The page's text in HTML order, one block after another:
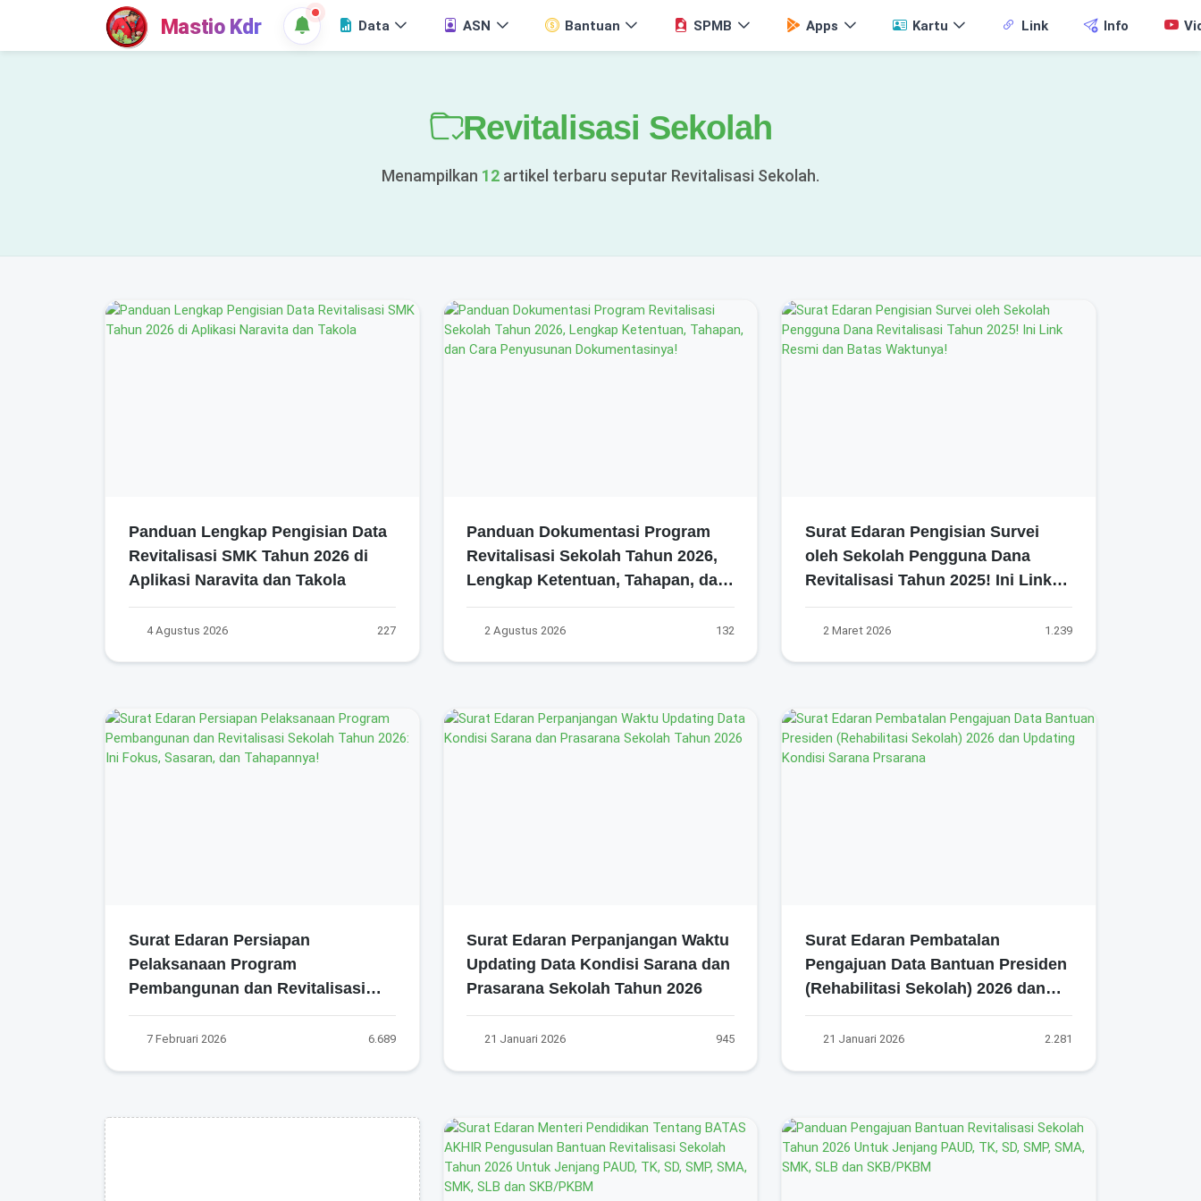
Mastio Kdr Data ASN Bantuan SPMB Apps Kartu Link Info
Revitalisasi Sekolah
Menampilkan 12 artikel terbaru seputar Revitalisasi Sekolah.
Panduan Lengkap Pengisian Data
Revitalisasi SMK Tahun 2026 di
Aplikasi Naravita dan Takola
4 Agustus 2026 227
Panduan Dokumentasi Program
Revitalisasi Sekolah Tahun 2026,
Lengkap Ketentuan, Tahapan, dan
Cara Penyusunan
Dokumentasinya!
2 Agustus 2026 132
Surat Edaran Pengisian Survei
oleh Sekolah Pengguna Dana
Revitalisasi Tahun 2025! Ini Link
Resmi dan Batas Waktunya!
2 Maret 2026 1.239
Surat Edaran Persiapan
Pelaksanaan Program
Pembangunan dan Revitalisasi
Sekolah Tahun 2026: Ini Fokus,
Sasaran, dan Tahapannya!
7 Februari 2026 6.689
Surat Edaran Perpanjangan Waktu
Updating Data Kondisi Sarana dan
Prasarana Sekolah Tahun 2026
21 Januari 2026 945
Surat Edaran Pembatalan
Pengajuan Data Bantuan Presiden
(Rehabilitasi Sekolah) 2026 dan
Updating Kondisi Sarana Prsarana
21 Januari 2026 2.281